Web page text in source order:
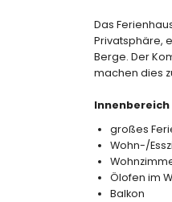
Das
Privatsphäre,
Berge. Der
machen dies
großes
Wohn-/
Ölofen im
Balkon